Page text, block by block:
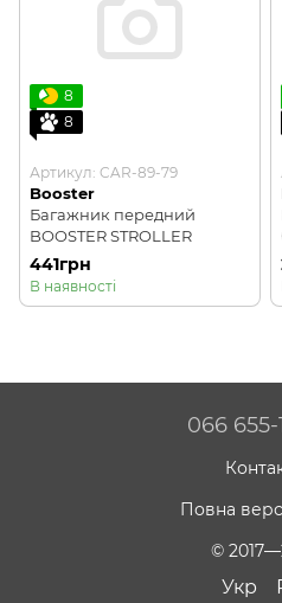
8
8
Артикул: CAR-89-79
Booster
Багажник передний
BOOSTER STROLLER
441грн
В наявності
066 655-
Повна
©
Укр